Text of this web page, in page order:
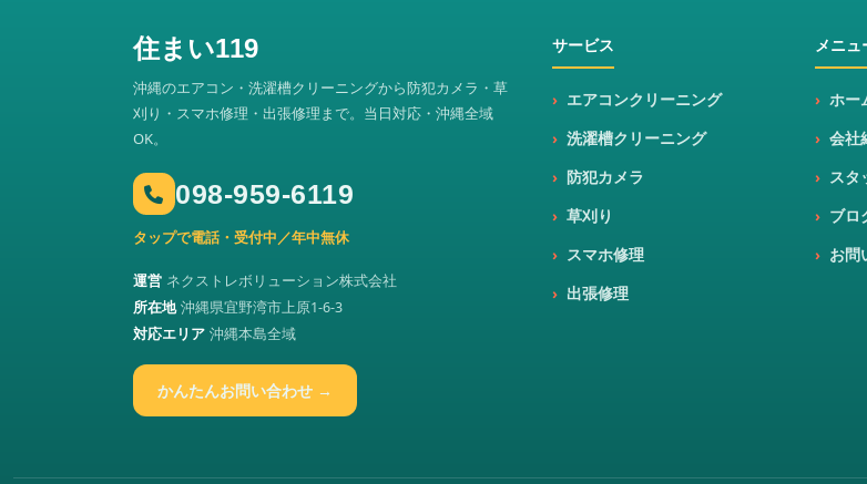
住まい119
沖縄のエアコン・洗濯槽クリーニングから防犯カメラ・草
刈り・スマホ修理・出張修理まで。当日対応・沖縄全域
OK。
098-959-6119
タップで電話・受付中／年中無休
運営 ネクストレボリューション株式会社
所在地 沖縄県宜野湾市上原1-6-3
対応エリア 沖縄本島全域
かんたんお問い合わせ →
サービス
エアコンクリーニング
洗濯槽クリーニング
防犯カメラ
草刈り
スマホ修理
出張修理
メニュ
ホー
会社
スタ
ブロ
お問